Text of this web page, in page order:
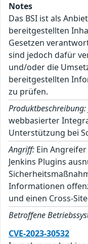
Notes
Das BSI ist als
bereitgestellten
Gesetzen
sind jedoch dafür
und/oder die
bereitgestellten
zu prüfen.
Produktbeschreibung:
webbasierter
Unterstützung bei
Angriff: Ein
Jenkins Plugins
Informationen
und einen Cross-
Betroffene
CVE-2023-30532